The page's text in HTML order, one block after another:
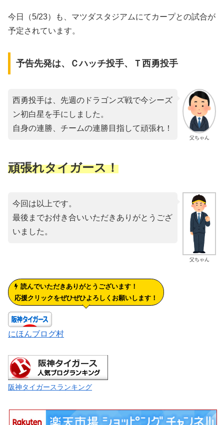
今日（5/23）も、マツダスタジアムにてカープとの試合が
予定されています。
予告先発は、Ｃハッチ投手、Ｔ西勇投手
父ちゃん
西勇投手は、先週のドラゴンズ戦で今シーズ
ン初白星を手にしました。
自身の連勝、チームの連勝目指して頑張れ！
頑張れタイガース！
父ちゃん
今回は以上です。
最後までお付き合いいただきありがとうござ
いました。
読んでいただきありがとうございます！
応援クリックをぜひぜひよろしくお願いします！
にほんブログ村
阪神タイガースランキング